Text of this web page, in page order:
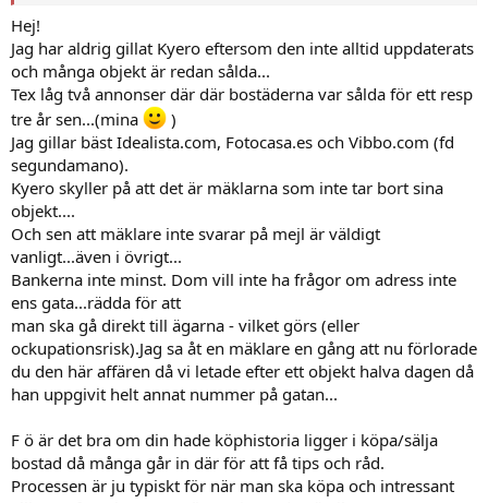
Hej!
Jag har aldrig gillat Kyero eftersom den inte alltid uppdaterats
och många objekt är redan sålda...
Tex låg två annonser där där bostäderna var sålda för ett resp
tre år sen...(mina
)
Jag gillar bäst Idealista.com, Fotocasa.es och Vibbo.com (fd
segundamano).
Kyero skyller på att det är mäklarna som inte tar bort sina
objekt....
Och sen att mäklare inte svarar på mejl är väldigt
vanligt...även i övrigt...
Bankerna inte minst. Dom vill inte ha frågor om adress inte
ens gata...rädda för att
man ska gå direkt till ägarna - vilket görs (eller
ockupationsrisk).Jag sa åt en mäklare en gång att nu förlorade
du den här affären då vi letade efter ett objekt halva dagen då
han uppgivit helt annat nummer på gatan...
F ö är det bra om din hade köphistoria ligger i köpa/sälja
bostad då många går in där för att få tips och råd.
Processen är ju typiskt för när man ska köpa och intressant